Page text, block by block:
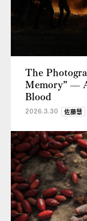
The
Memory” —
Blood
2026.3.30 佐藤慧